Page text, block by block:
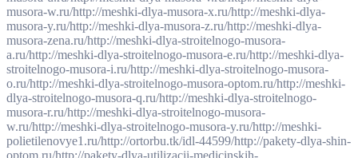
musora-w.ru/http://meshki-dlya-musora-x.ru/http://meshki-dlya-
musora-y.ru/http://meshki-dlya-musora-z.ru/http://meshki-dlya-
musora-zena.ru/http://meshki-dlya-stroitelnogo-musora-
a.ru/http://meshki-dlya-stroitelnogo-musora-e.ru/http://meshki-dlya-
stroitelnogo-musora-i.ru/http://meshki-dlya-stroitelnogo-musora-
o.ru/http://meshki-dlya-stroitelnogo-musora-optom.ru/http://meshki-
dlya-stroitelnogo-musora-q.ru/http://meshki-dlya-stroitelnogo-
musora-r.ru/http://meshki-dlya-stroitelnogo-musora-
w.ru/http://meshki-dlya-stroitelnogo-musora-y.ru/http://meshki-
polietilenovye1.ru/http://ortorbu.tk/idl-44599/http://pakety-dlya-shin-